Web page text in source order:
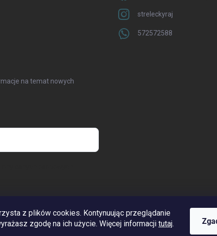
z plików cookies. Kontynuując przeglądanie
zgodę na ich użycie. Więcej informacji tutaj.
streleckyraj
572572588
na temat nowych
www.streleckyraj.cz | www.streleckyraj.sk | www.strzeleckiraj.pl